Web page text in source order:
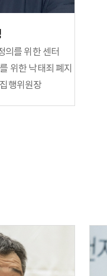
의를 위한 센터
위한 낙태죄 폐지
행위원장